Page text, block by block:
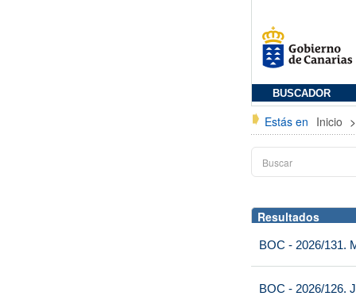
BUSCADOR
Estás en Inicio
Resultados
BOC - 2026/131.
BOC - 2026/126.